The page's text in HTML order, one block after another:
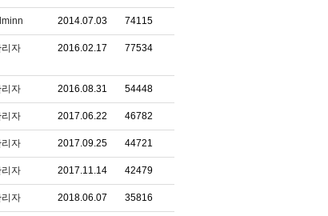
2014.07.03 74115
리자 2016.02.17 77534
리자 2016.08.31 54448
리자 2017.06.22 46782
리자 2017.09.25 44721
리자 2017.11.14 42479
리자 2018.06.07 35816